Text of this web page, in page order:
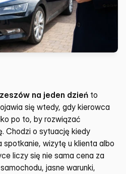
na jeden dzień to
się wtedy, gdy kierowca
po to, by rozwiązać
Chodzi o sytuację kiedy
wizytę u klienta albo
liczy się nie sama cena za
jasne warunki,